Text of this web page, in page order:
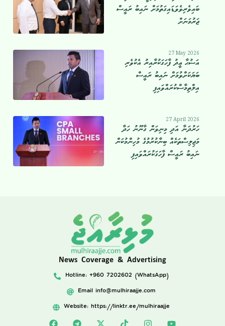
ބައިވެރިވެވަޑައިގަތުމަށް ނައިބު ރައީސް
ޖަރުމަނަށް
27 May 2026
އަޟުޙާ ޢީދު ފާހަގަކުރާއިރު އެކުވެރި
ބަޔަކަށްވުމަށް ނައިބު ރައީސް
އިލްތިމާސްކުރައްވައިފި
27 April 2026
ހަރުދަނާ އަދި މިނިވަން ގާނޫނު ހަދާ
މަޖިލިސްތަކެއް ބިނާކުރުމުގެ މުހިންމުކަން
ނައިބު ރައީސް ފާހަގަކުރައްވައިފި
News Coverage & Advertising
Hotline: +960 7202602 (WhatsApp)
Email info@mulhiraajje.com
Website: https://linktr.ee/mulhiraajje